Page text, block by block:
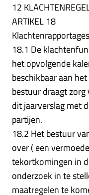
12
ARTIKEL 18
18.1 De
het opvolgende
beschikbaar aan
bestuur draagt
dit jaarverslag met
partijen.
18.2 Het bestuur
over ( een
tekortkomingen in
onderzoek in te
maatregelen te